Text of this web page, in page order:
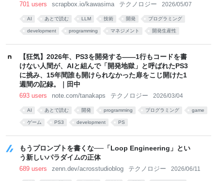
701 users scrapbox.io/kawasima テクノロジー 2026/05/07
AI あとで読む LLM 技術 開発 プログラミング
development programming マネジメント 開発生産性
【狂気】2026年、PS3を開発する——1行もコードを書
けない人間が、AIと組んで「開発地獄」と呼ばれたPS3
に挑み、15年間誰も開けられなかった扉をこじ開けた1
週間の記録。｜田中
693 users note.com/tanakaps テクノロジー 2026/03/04
AI あとで読む 開発 programming プログラミング game
ゲーム PS3 development PS
もうプロンプトを書くな──「Loop Engineering」とい
う新しいパラダイムの正体
689 users zenn.dev/acrosstudioblog テクノロジー 2026/06/11